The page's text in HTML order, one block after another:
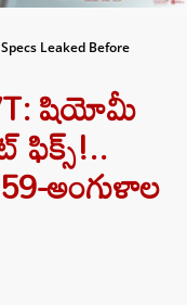
Leaked Before
షియోమీ
ఫిక్స్!..
అంగుళాల